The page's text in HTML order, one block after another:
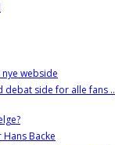
webside
side for alle fans ..
Backe